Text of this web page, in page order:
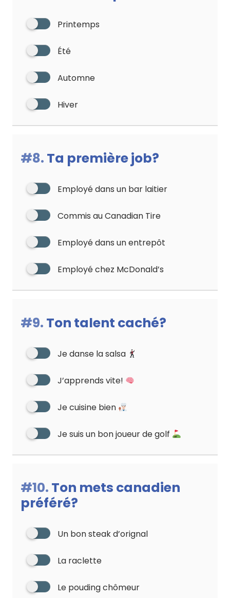
Printemps
Été
Automne
Hiver
#8. Ta première job?
Employé dans un bar laitier
Commis au Canadian Tire
Employé dans un entrepôt
Employé chez McDonald’s
#9. Ton talent caché?
Je danse la salsa
J’apprends vite!
Je cuisine bien
Je suis un bon joueur de golf
#10. Ton mets canadien
préféré?
Un bon steak d’orignal
La raclette
Le pouding chômeur